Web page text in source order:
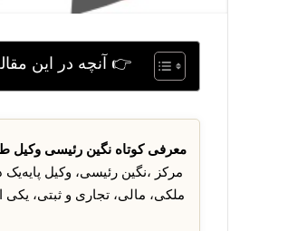
👉 آنچه در این
معرفی کوتاه نگین رئیسی وکیل
مرکز ،نگین رئیسی، وکیل
ملکی، مالی، تجاری و ثبتی،